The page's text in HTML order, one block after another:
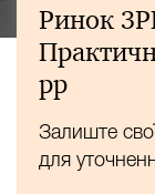
Ринок
рр
Залиште
для